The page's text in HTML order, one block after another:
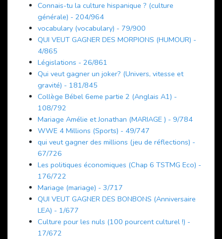
Connais-tu la culture hispanique ? (culture
générale) - 204/964
vocabulary (vocabulary) - 79/900
QUI VEUT GAGNER DES MORPIONS (HUMOUR) -
4/865
Législations - 26/861
Qui veut gagner un joker? (Univers, vitesse et
gravité) - 181/845
Collège Bébel 6eme partie 2 (Anglais A1) -
108/792
Mariage Amélie et Jonathan (MARIAGE ) - 9/784
WWE 4 Millions (Sports) - 49/747
qui veut gagner des millions (jeu de réflections) -
67/726
Les politiques économiques (Chap 6 TSTMG Eco) -
176/722
Mariage (mariage) - 3/717
QUI VEUT GAGNER DES BONBONS (Anniversaire
LEA) - 1/677
Culture pour les nuls (100 pourcent culturel !) -
17/672